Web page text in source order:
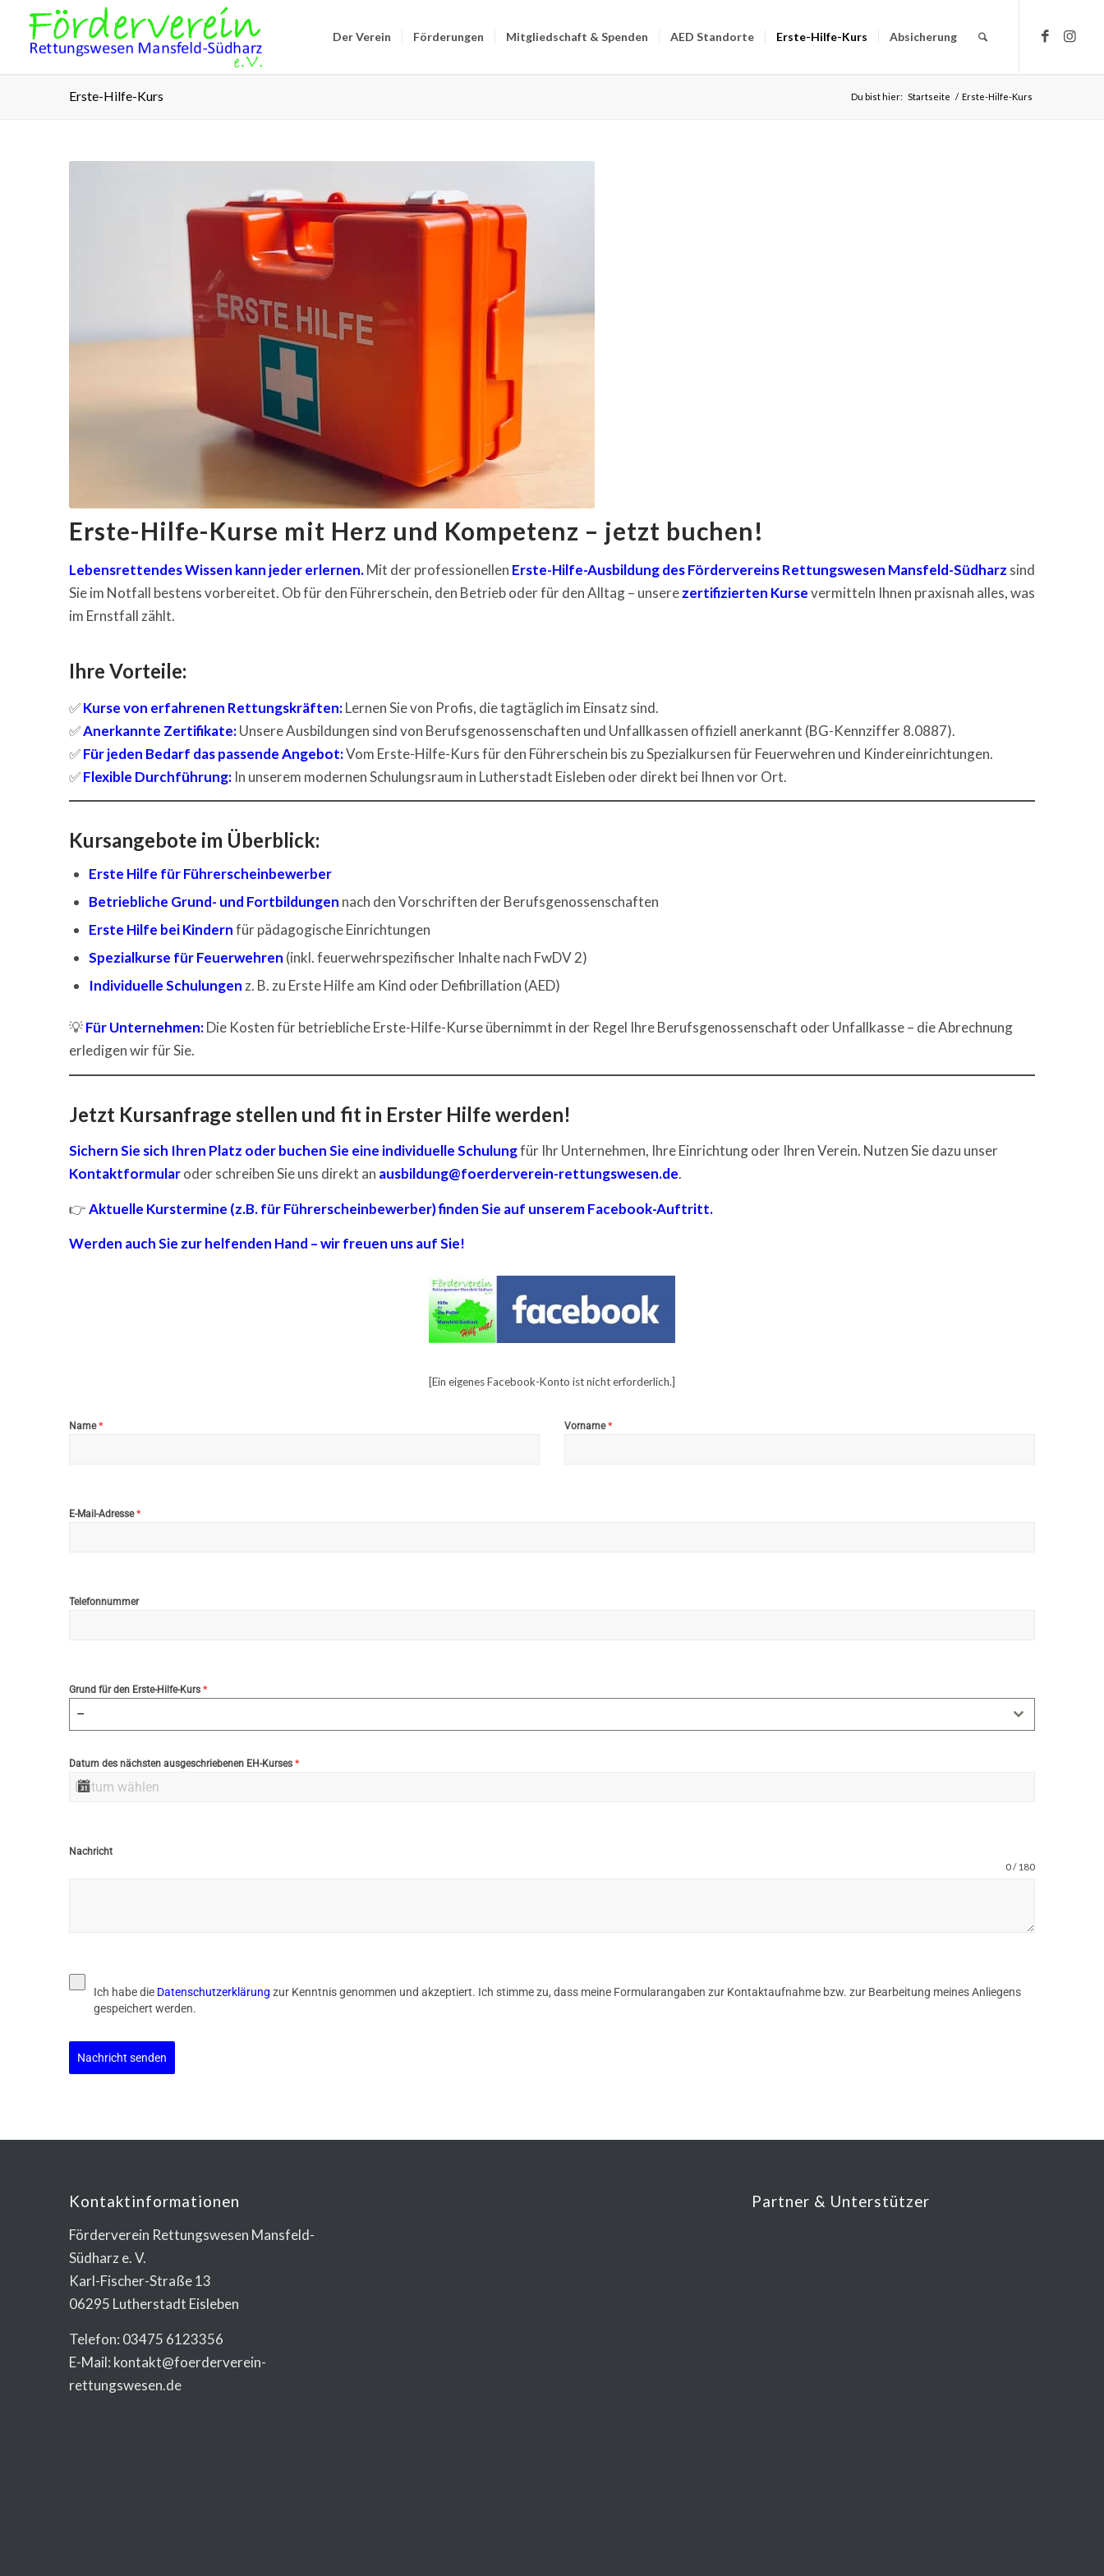
Der Verein Förderungen Mitgliedschaft & Spenden AED Standorte Erste-Hilfe-Kurs Absicherung
Erste-Hilfe-Kurs Du bist hier: Startseite / Erste-Hilfe-Kurs
Erste-Hilfe-Kurse mit Herz und Kompetenz – jetzt buchen!
Lebensrettendes Wissen kann jeder erlernen.Mit der professionellen Erste-Hilfe-Ausbildung des Fördervereins Rettungswesen Mansfeld-Südharz sind
Sie im Notfall bestens vorbereitet. Ob für den Führerschein, den Betrieb oder für den Alltag – unserezertifizierten Kursevermitteln Ihnen praxisnah alles, was
im Ernstfall zählt.
Ihre Vorteile:
✅Kurse von erfahrenen Rettungskräften:Lernen Sie von Profis, die tagtäglich im Einsatz sind.
✅Anerkannte Zertifikate:Unsere Ausbildungen sind von Berufsgenossenschaften und Unfallkassen offiziell anerkannt (BG-Kennziffer 8.0887).
✅Für jeden Bedarf das passende Angebot:Vom Erste-Hilfe-Kurs für den Führerschein bis zu Spezialkursen für Feuerwehren und Kindereinrichtungen.
✅Flexible Durchführung:In unserem modernen Schulungsraum in Lutherstadt Eisleben oder direkt bei Ihnen vor Ort.
Kursangebote im Überblick:
Erste Hilfe für Führerscheinbewerber
Betriebliche Grund- und Fortbildungen nach den Vorschriften der Berufsgenossenschaften
Erste Hilfe bei Kindernfür pädagogische Einrichtungen
Spezialkurse für Feuerwehren (inkl. feuerwehrspezifischer Inhalte nach FwDV 2)
Individuelle Schulungenz. B. zu Erste Hilfe am Kind oder Defibrillation (AED)
💡Für Unternehmen:Die Kosten für betriebliche Erste-Hilfe-Kurse übernimmt in der Regel Ihre Berufsgenossenschaft oder Unfallkasse – die Abrechnung
erledigen wir für Sie.
Jetzt Kursanfrage stellen und fit in Erster Hilfe werden!
Sichern Sie sich Ihren Platz oder buchen Sie eine individuelle Schulungfür Ihr Unternehmen, Ihre Einrichtung oder Ihren Verein. Nutzen Sie dazu unser
Kontaktformularoder schreiben Sie uns direkt an ausbildung@foerderverein-rettungswesen.de.
👉Aktuelle Kurstermine (z.B. für Führerscheinbewerber) finden Sie auf unserem Facebook-Auftritt.
Werden auch Sie zur helfenden Hand – wir freuen uns auf Sie!
[Ein eigenes Facebook-Konto ist nicht erforderlich.]
Name* Vorname*
E-Mail-Adresse*
Telefonnummer
Grund für den Erste-Hilfe-Kurs *
–
Datum des nächsten ausgeschriebenen EH-Kurses *
Nachricht
0 / 180
Ich habe die Datenschutzerklärung zur Kenntnis genommen und akzeptiert. Ich stimme zu, dass meine Formularangaben zur Kontaktaufnahme bzw. zur Bearbeitung meines Anliegens
gespeichert werden.
Nachricht senden
Kontaktinformationen
Förderverein Rettungswesen Mansfeld-
Südharz e. V.
Karl-Fischer-Straße 13
06295 Lutherstadt Eisleben
Telefon: 03475 6123356
E-Mail: kontakt@foerderverein-
rettungswesen.de
Partner & Unterstützer